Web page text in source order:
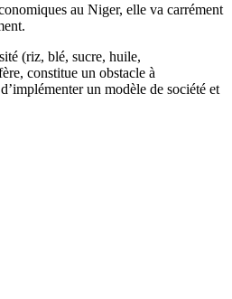
au Niger, elle va carrément
(riz, blé, sucre, huile,
constitue un obstacle à
un modèle de société et